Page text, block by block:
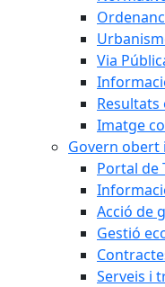
Via
Resultats
Imatge
Govern obert
Portal de
Acció de
Gestió
Serveis i